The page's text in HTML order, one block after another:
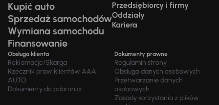
Kupić auto
Sprzedaż samochodów
Wymiana samochodu
Finansowanie
Przedsiębiorcy i firmy
Oddziały
Kariera
Obsługa klienta
Reklamacje/Skarga
Rzecznik praw klientów AAA
AUTO
Dokumenty do pobrania
Dokumenty prawne
Regulamin strony
Obsługa danych osobowych
Przetwarzanie danych
osobowych
Zasady korzystania z plików